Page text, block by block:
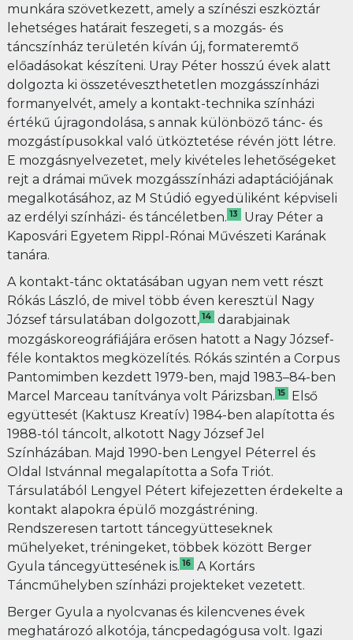
munkára szövetkezett, amely a színészi eszköztár
lehetséges határait feszegeti, s a mozgás- és
táncszínház területén kíván új, formateremtő
előadásokat készíteni. Uray Péter hosszú évek alatt
dolgozta ki összetéveszthetetlen mozgásszínházi
formanyelvét, amely a kontakt-technika színházi
értékű újragondolása, s annak különböző tánc- és
mozgástípusokkal való ütköztetése révén jött létre.
E mozgásnyelvezetet, mely kivételes lehetőségeket
rejt a drámai művek mozgásszínházi adaptációjának
megalkotásához, az M Stúdió egyedüliként képviseli
az erdélyi színházi- és táncéletben. 13
Uray Péter a
Kaposvári Egyetem Rippl-Rónai Művészeti Karának
tanára.
A kontakt-tánc oktatásában ugyan nem vett részt
Rókás László, de mivel több éven keresztül Nagy
József társulatában dolgozott, 14
darabjainak
mozgáskoreográfiájára erősen hatott a Nagy József-
féle kontaktos megközelítés. Rókás szintén a Corpus
Pantomimben kezdett 1979-ben, majd 1983–84-ben
Marcel Marceau tanítványa volt Párizsban. 15
Első
együttesét (Kaktusz Kreatív) 1984-ben alapította és
1988-tól táncolt, alkotott Nagy József Jel
Színházában. Majd 1990-ben Lengyel Péterrel és
Oldal Istvánnal megalapította a Sofa Triót.
Társulatából Lengyel Pétert kifejezetten érdekelte a
kontakt alapokra épülő mozgástréning.
Rendszeresen tartott táncegyütteseknek
műhelyeket, tréningeket, többek között Berger
Gyula táncegyüttesének is. 16
A Kortárs
Táncműhelyben színházi projekteket vezetett.
Berger Gyula a nyolcvanas és kilencvenes évek
meghatározó alkotója, táncpedagógusa volt. Igazi